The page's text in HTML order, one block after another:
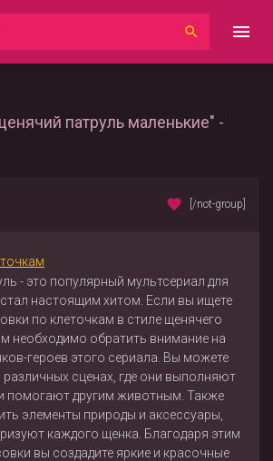
патруль маленькие" -
[/not-group]
- это популярный мультсериал для
стал настоящим хитом. Если вы ищете
по клеточкам в стиле щенячего
необходимо обратить внимание на
героев этого сериала. Вы можете
различных сценах, где они выполняют
помогают другим животным. Также
элементы природы и аксессуары,
каждого щенка. Благодаря этим
вы создадите яркие и красочные